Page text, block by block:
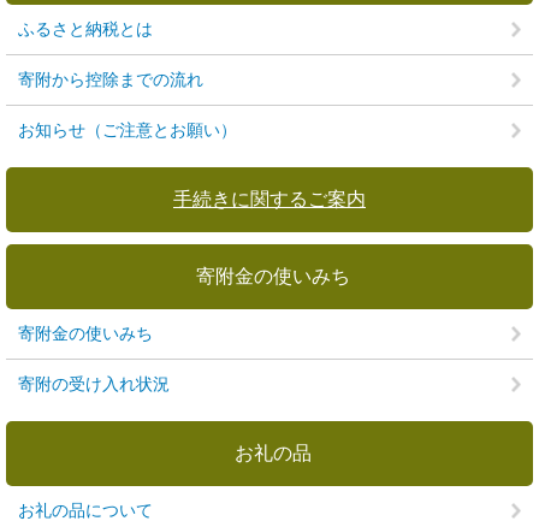
ふるさと納税とは
寄附から控除までの流れ
お知らせ（ご注意とお願い）
手続きに関するご案内
寄附金の使いみち
寄附金の使いみち
寄附の受け入れ状況
お礼の品
お礼の品について